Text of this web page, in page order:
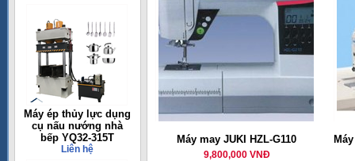
Máy ép thủy lực dụng
cụ nấu nướng nhà
bếp YQ32-315T
Liên hệ
Máy may JUKI HZL-G110
9,800,000 VNĐ